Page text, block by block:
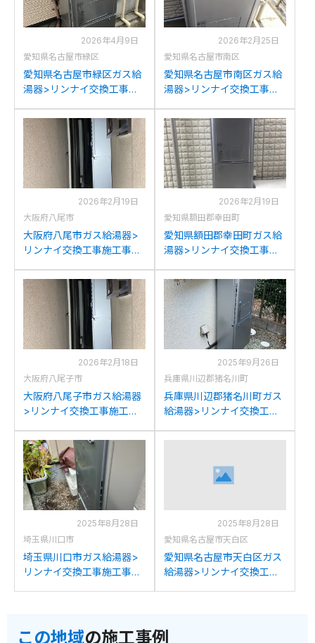
2026年4月9日
愛知県名古屋市緑区
愛知県名古屋市緑区ガス給
湯器>リンナイ交換工事施
4203ARS-SW6Qからリン
ナイRUFH-E2408SAW2-
6(A)への交換
2026年2月25日
愛知県名古屋市南区
愛知県名古屋市南区ガス給
湯器>リンナイ交換工事施
E2402SAW2-6(A)からリン
ナイRUFH-E2408SAW2-
6(A)への交換
2026年2月19日
大阪府八尾市
大阪府八尾市ガス給湯器>
リンナイ交換工事施工事
V2403SAWからリンナイ
RUFH-E2408SAW2-6(A)へ
の交換
2026年2月19日
愛知県額田郡幸田町
愛知県額田郡幸田町ガス給
湯器>リンナイ交換工事施
K2400SAW2-6からリンナ
イRUFH-E2408SAW2-6(A)
への交換
2026年2月18日
大阪府八尾子市
大阪府八尾子市ガス給湯器
>リンナイ交換工事施工事
V2403SAW 2-6からリンナ
イRUFH-E2408SAW2-6(A)
への交換
2025年9月26日
兵庫県川辺郡猪名川町
兵庫県川辺郡猪名川町ガス
給湯器>リンナイ交換工事
V2403AW2-6からリンナイ
2025年8月28日
埼玉県川口市
埼玉県川口市ガス給湯器>
リンナイ交換工事施工事
への交換
2025年8月28日
愛知県名古屋市天白区
愛知県名古屋市天白区ガス
給湯器>リンナイ交換工事
6(A)への交換
この地域の施工事例